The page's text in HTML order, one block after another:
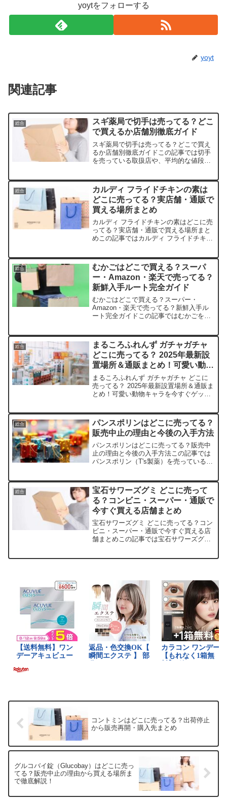
yoytをフォローする
yoyt
関連記事
総合
スギ薬局で切手は売ってる？どこ
で買えるか店舗別徹底ガイド
スギ薬局で切手は売ってる？どこで買え
るか店舗別徹底ガイドこの記事では切手
を売っている取扱店や、平均的な値段、
んか？店舗商品例価格（1枚）送料備考楽
天市場日本郵便 普通切手...
総合
カルディ フライドチキンの素は
どこに売ってる？実店舗・通販で
買える場所まとめ
カルディ フライドチキンの素はどこに売
ってる？実店舗・通販で買える場所まと
めこの記事ではカルディ フライドチキン
ます。店舗名参考価格在庫状況備考楽天
市場約250円〜40...
総合
むかごはどこで買える？スーパ
ー・Amazon・楽天で売ってる？
新鮮入手ルート完全ガイド
むかごはどこで買える？スーパー・
Amazon・楽天で売ってる？新鮮入手ル
ート完全ガイドこの記事ではむかごを売
の風物詩をぜひお楽しみください。店舗
商品例平均価格（100g...
総合
まるころふれんず ガチャガチャ
どこに売ってる？ 2025年最新設
置場所＆通販まとめ！可愛い動物
キャラを今すぐゲット
まるころふれんず ガチャガチャ どこに
売ってる？ 2025年最新設置場所＆通販ま
とめ！可愛い動物キャラを今すぐゲット
る場所などを手短に紹介します。ふわふ
わの動物キャラに...
総合
パンスポリンはどこに売ってる？
販売中止の理由と今後の入手方法
パンスポリンはどこに売ってる？販売中
止の理由と今後の入手方法この記事では
パンスポリン（T's製薬）を売っている取
リンの販売が中止・供給停止になったの
かパンスポリンが販売...
総合
宝石サワーズグミ どこに売って
る？コンビニ・スーパー・通販で
今すぐ買える店舗まとめ
宝石サワーズグミ どこに売ってる？コン
ビニ・スーパー・通販で今すぐ買える店
舗まとめこの記事では宝石サワーズグミ
コントミンはどこに売ってる？出荷停止
から販売再開・購入先まとめ
グルコバイ錠（Glucobay）はどこに売っ
てる？販売中止の理由から買える場所ま
で徹底解説！